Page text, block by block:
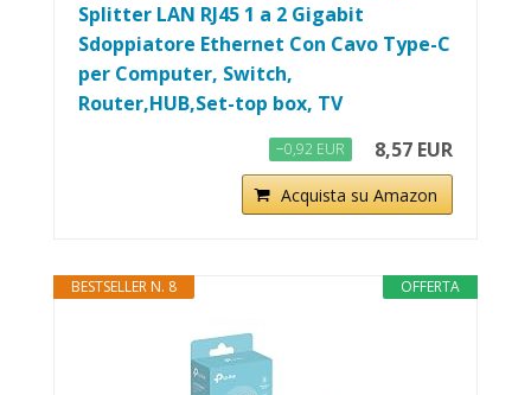
Splitter LAN RJ45 1 a 2 Gigabit
Sdoppiatore Ethernet Con Cavo Type-C
per Computer, Switch,
Router,HUB,Set-top box, TV
−0,92 EUR 8,57 EUR
Acquista su Amazon
OFFERTA
BESTSELLER N. 8